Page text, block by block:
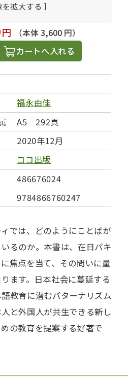
を拡大する ］
円
（本体 3,600 円）
カートへ入れる
福永由佳
A5 292頁
2020年12月
ココ出版
486676024
9784866760247
では、どのようにことばが
るのか。本書は、在日パキ
焦点を当て、その問いに量
ます。日本社会に蔓延する
教育に潜むパターナリズム
と外国人が共生できる新し
の教育を提案する好著で